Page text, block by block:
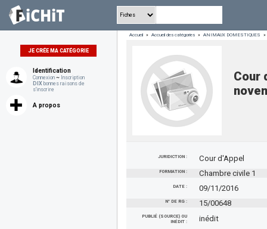
JE CRÉE MA CATÉGORIE
Identification
Connexion ~ Inscription
DIX bonnes raisons de
s'inscrire
A propos
Accueil » Accueil des catégories » ANIMAUX DOMESTIQUES »
Cour
JURIDICTION : Cour d'Appel
FORMATION : Chambre civile 1
DATE : 09/11/2016
N° DE RG : 15/00648
PUBLIÉ (SOURCE) OU
INÉDIT :
inédit